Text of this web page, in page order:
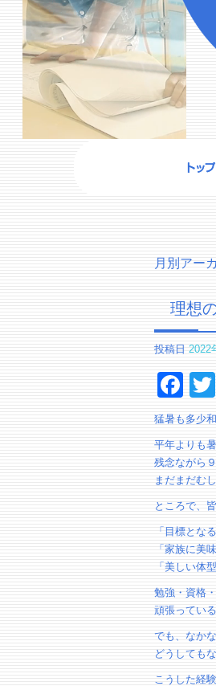
月別アー
理想
投稿日 2022
猛暑も多少
平年よりも
残念ながら
まだまだむ
ところで、
「目標とな
「家族に美
「美しい体
勉強・資格
頑張ってい
でも、なか
どうしても
こうした経